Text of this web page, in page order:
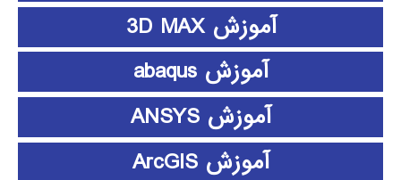
آموزش 3D MAX
آموزش abaqus
آموزش ANSYS
آموزش ArcGIS